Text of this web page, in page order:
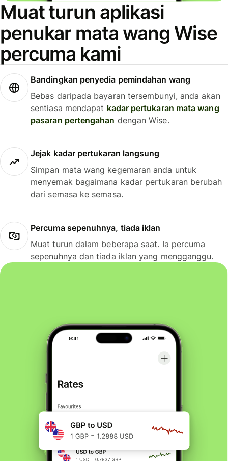
Muat turun aplikasi
penukar mata wang Wise
percuma kami
Bandingkan penyedia pemindahan wang
Bebas daripada bayaran tersembunyi, anda akan
sentiasa mendapat kadar pertukaran mata wang
pasaran pertengahan dengan Wise.
Jejak kadar pertukaran langsung
Simpan mata wang kegemaran anda untuk
menyemak bagaimana kadar pertukaran berubah
dari semasa ke semasa.
Percuma sepenuhnya, tiada iklan
Muat turun dalam beberapa saat. Ia percuma
sepenuhnya dan tiada iklan yang mengganggu.